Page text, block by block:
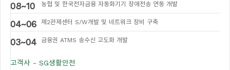
08~10 농협 및 한국전자금융 자동화기기 장애전송 연동 개발
04~06 제2관제센터 S/W개발 및 네트워크 장비 구축
03~04 금융권 ATMS 송수신 고도화 개발
고객사 - SG생활안전